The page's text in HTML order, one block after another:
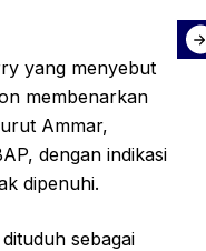
yang menyebut
membenarkan
Ammar,
dengan indikasi
dipenuhi.
sebagai